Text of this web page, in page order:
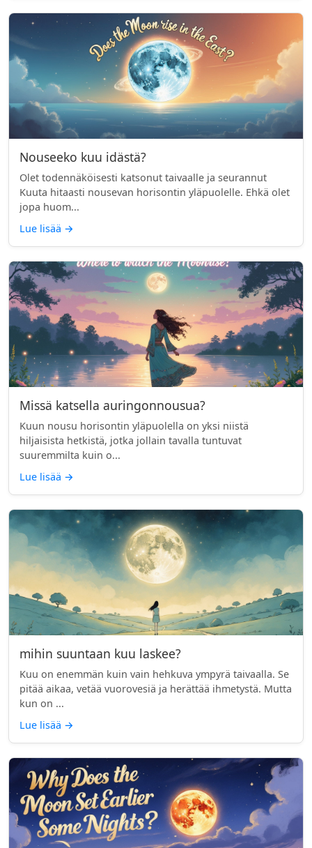
Nouseeko kuu idästä?
Olet todennäköisesti katsonut taivaalle ja seurannut
Kuuta hitaasti nousevan horisontin yläpuolelle. Ehkä olet
jopa huom...
Lue lisää →
Missä katsella auringonnousua?
Kuun nousu horisontin yläpuolella on yksi niistä
hiljaisista hetkistä, jotka jollain tavalla tuntuvat
suuremmilta kuin o...
Lue lisää →
mihin suuntaan kuu laskee?
Kuu on enemmän kuin vain hehkuva ympyrä taivaalla. Se
pitää aikaa, vetää vuorovesiä ja herättää ihmetystä. Mutta
kun on ...
Lue lisää →